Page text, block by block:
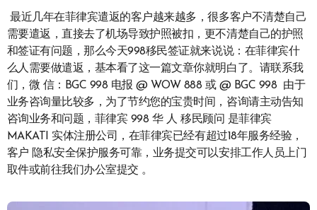
最近几年在菲律宾遣返的客户越来越多，很多客户不清楚自己
需要遣返，直接去了机场导致护照被扣，更不清楚自己的护照
和签证有问题，那么今天998移民签证就来说说：在菲律宾什
么人需要做遣返，基本看了这一篇文章你就明白了。请联系我
们，微 信：BGC 998 电报 @ WOW 888 或 @ BGC 998 由于
业务咨询量比较多，为了节约您的宝贵时间，咨询请主动告知
咨询业务和问题，菲律宾 998 华 人 移民顾问 是菲律宾
MAKATI 实体注册公司，在菲律宾已经有超过18年服务经验，
客户 隐私安全保护服务可靠，业务提交可以安排工作人员上门
取件或前往我们办公室提交 。